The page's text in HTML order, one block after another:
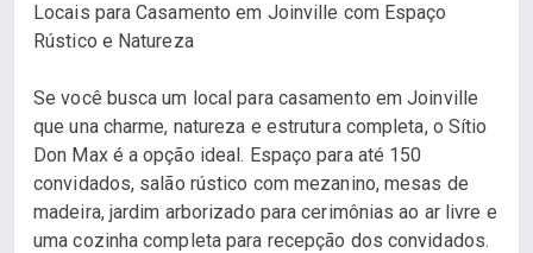
Locais para Casamento em Joinville com Espaço
Rústico e Natureza
Se você busca um local para casamento em Joinville
que una charme, natureza e estrutura completa, o Sítio
Don Max é a opção ideal. Espaço para até 150
convidados, salão rústico com mezanino, mesas de
madeira, jardim arborizado para cerimônias ao ar livre e
uma cozinha completa para recepção dos convidados.